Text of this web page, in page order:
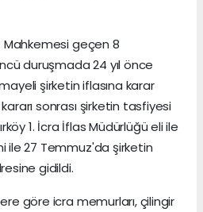
Mahkemesi geçen 8
duruşmada 24 yıl önce
şirketin iflasına karar
sonrası şirketin tasfiyesi
1. İcra İflas Müdürlüğü eli ile
ile 27 Temmuz'da şirketin
gidildi.
göre icra memurları, çilingir